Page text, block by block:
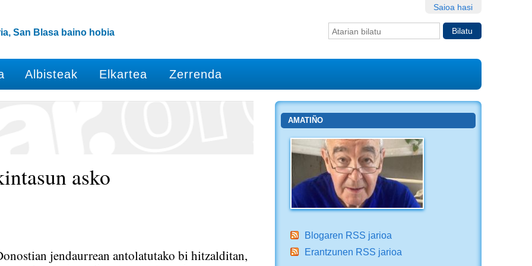
Saioa hasi
Bilatu atarian
San Blasa baino hobia
Albisteak Elkartea Zerrenda
asko
jendaurrean antolatutako bi hitzalditan,
AMATIÑO
Blogaren RSS jarioa
Erantzunen RSS jarioa